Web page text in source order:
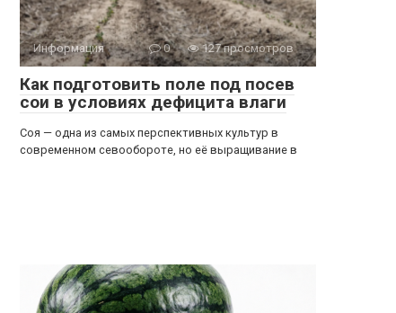
Информация 0 127 просмотров
Как подготовить поле под посев
сои в условиях дефицита влаги
Соя — одна из самых перспективных культур в
современном севообороте, но её выращивание в